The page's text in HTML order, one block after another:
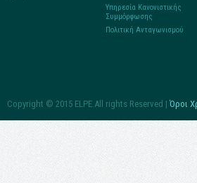
Υπηρεσία Κανονιστικής
Συμμόρφωσης
Πολιτική Ανταγωνισμού
Copyright © 2015 ELPE.All rights Reserved | Όροι